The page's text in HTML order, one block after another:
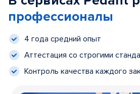
профессионалы
4 года средний опыт
Аттестация со строгими
Контроль качества каждого